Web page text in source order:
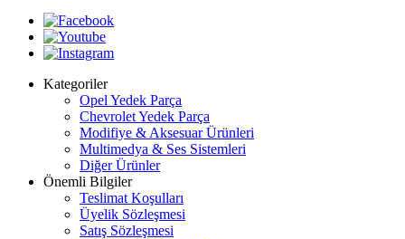
Kategoriler
Opel Yedek Parça
Chevrolet Yedek Parça
Modifiye & Aksesuar Ürünleri
Multimedya & Ses Sistemleri
Diğer Ürünler
Önemli Bilgiler
Teslimat Koşulları
Üyelik Sözleşmesi
Satış Sözleşmesi